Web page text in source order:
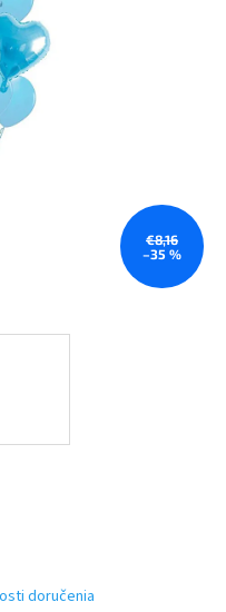
€8,16
–35 %
doručenia